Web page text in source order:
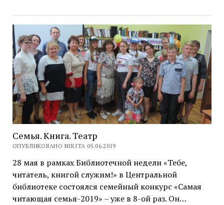
Семья. Книга. Театр
ОПУБЛИКОВАНО NIKITA 05.06.2019
28 мая в рамках Библиотечной недели «Тебе,
читатель, книгой служим!» в Центральной
библиотеке состоялся семейный конкурс «Самая
читающая семья-2019» – уже в 8-ой раз. Он…